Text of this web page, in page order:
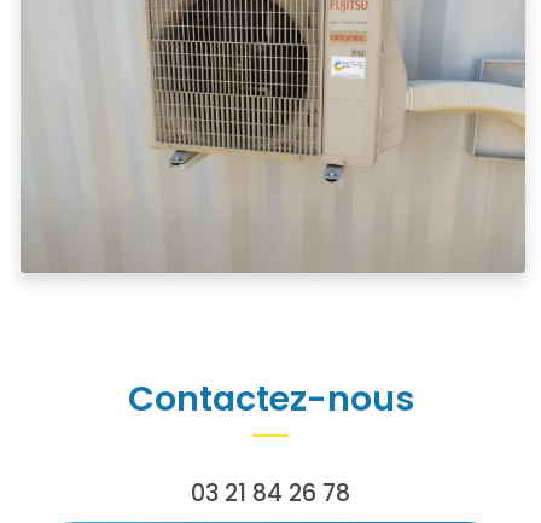
Contactez-nous
03 21 84 26 78